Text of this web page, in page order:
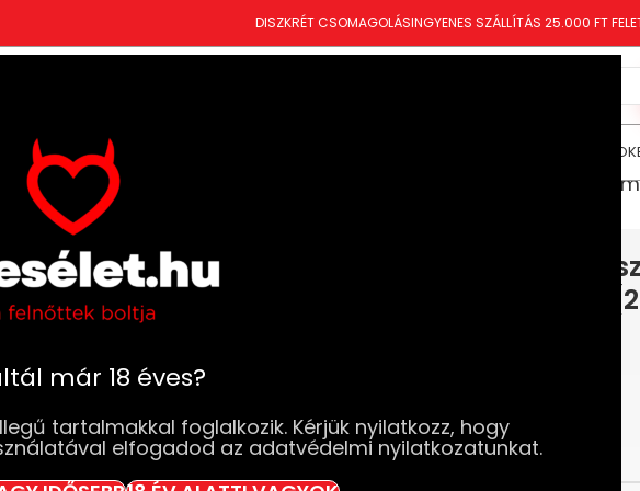
már 18 éves?
tartalmakkal foglalkozik. Kérjük nyilatkozz, hogy
elfogadod az adatvédelmi nyilatkozatunkat.
DISZKRÉT CSOMAGOLÁSINGYENES SZÁLLÍTÁS 25.000 FT
ÚJDONSÁGOKSZEXJÁTÉKOK TANÁCSOK
Lovetoy King Size – Realisztikus dildó tapadókoronggal (26,5
Lovetoy King Size –
dildó tapadókoronggal
Elfogyott